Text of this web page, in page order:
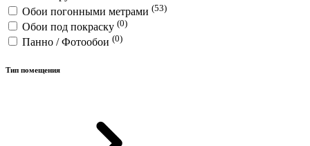
Обои погонными метрами (53)
Обои под покраску (0)
Панно / Фотообои (0)
Тип помещения